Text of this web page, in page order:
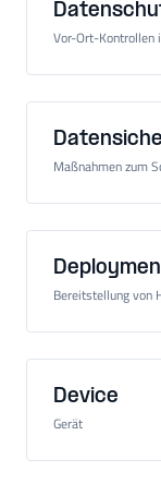
Vor-Ort-Kontrollen
Maßnahmen zum
Bereitstellung von
Device
Gerät